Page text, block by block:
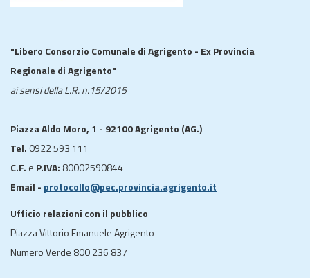
"Libero Consorzio Comunale di Agrigento - Ex Provincia
Regionale di Agrigento"
ai sensi della L.R. n.15/2015
Piazza Aldo Moro, 1 - 92100 Agrigento (AG.)
Tel. 0922 593 111
C.F. e P.IVA: 80002590844
Email - protocollo@pec.provincia.agrigento.it
Ufficio relazioni con il pubblico
Piazza Vittorio Emanuele Agrigento
Numero Verde 800 236 837